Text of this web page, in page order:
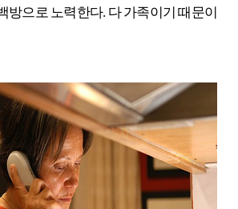
방으로 노력한다. 다 가족이기 때문이